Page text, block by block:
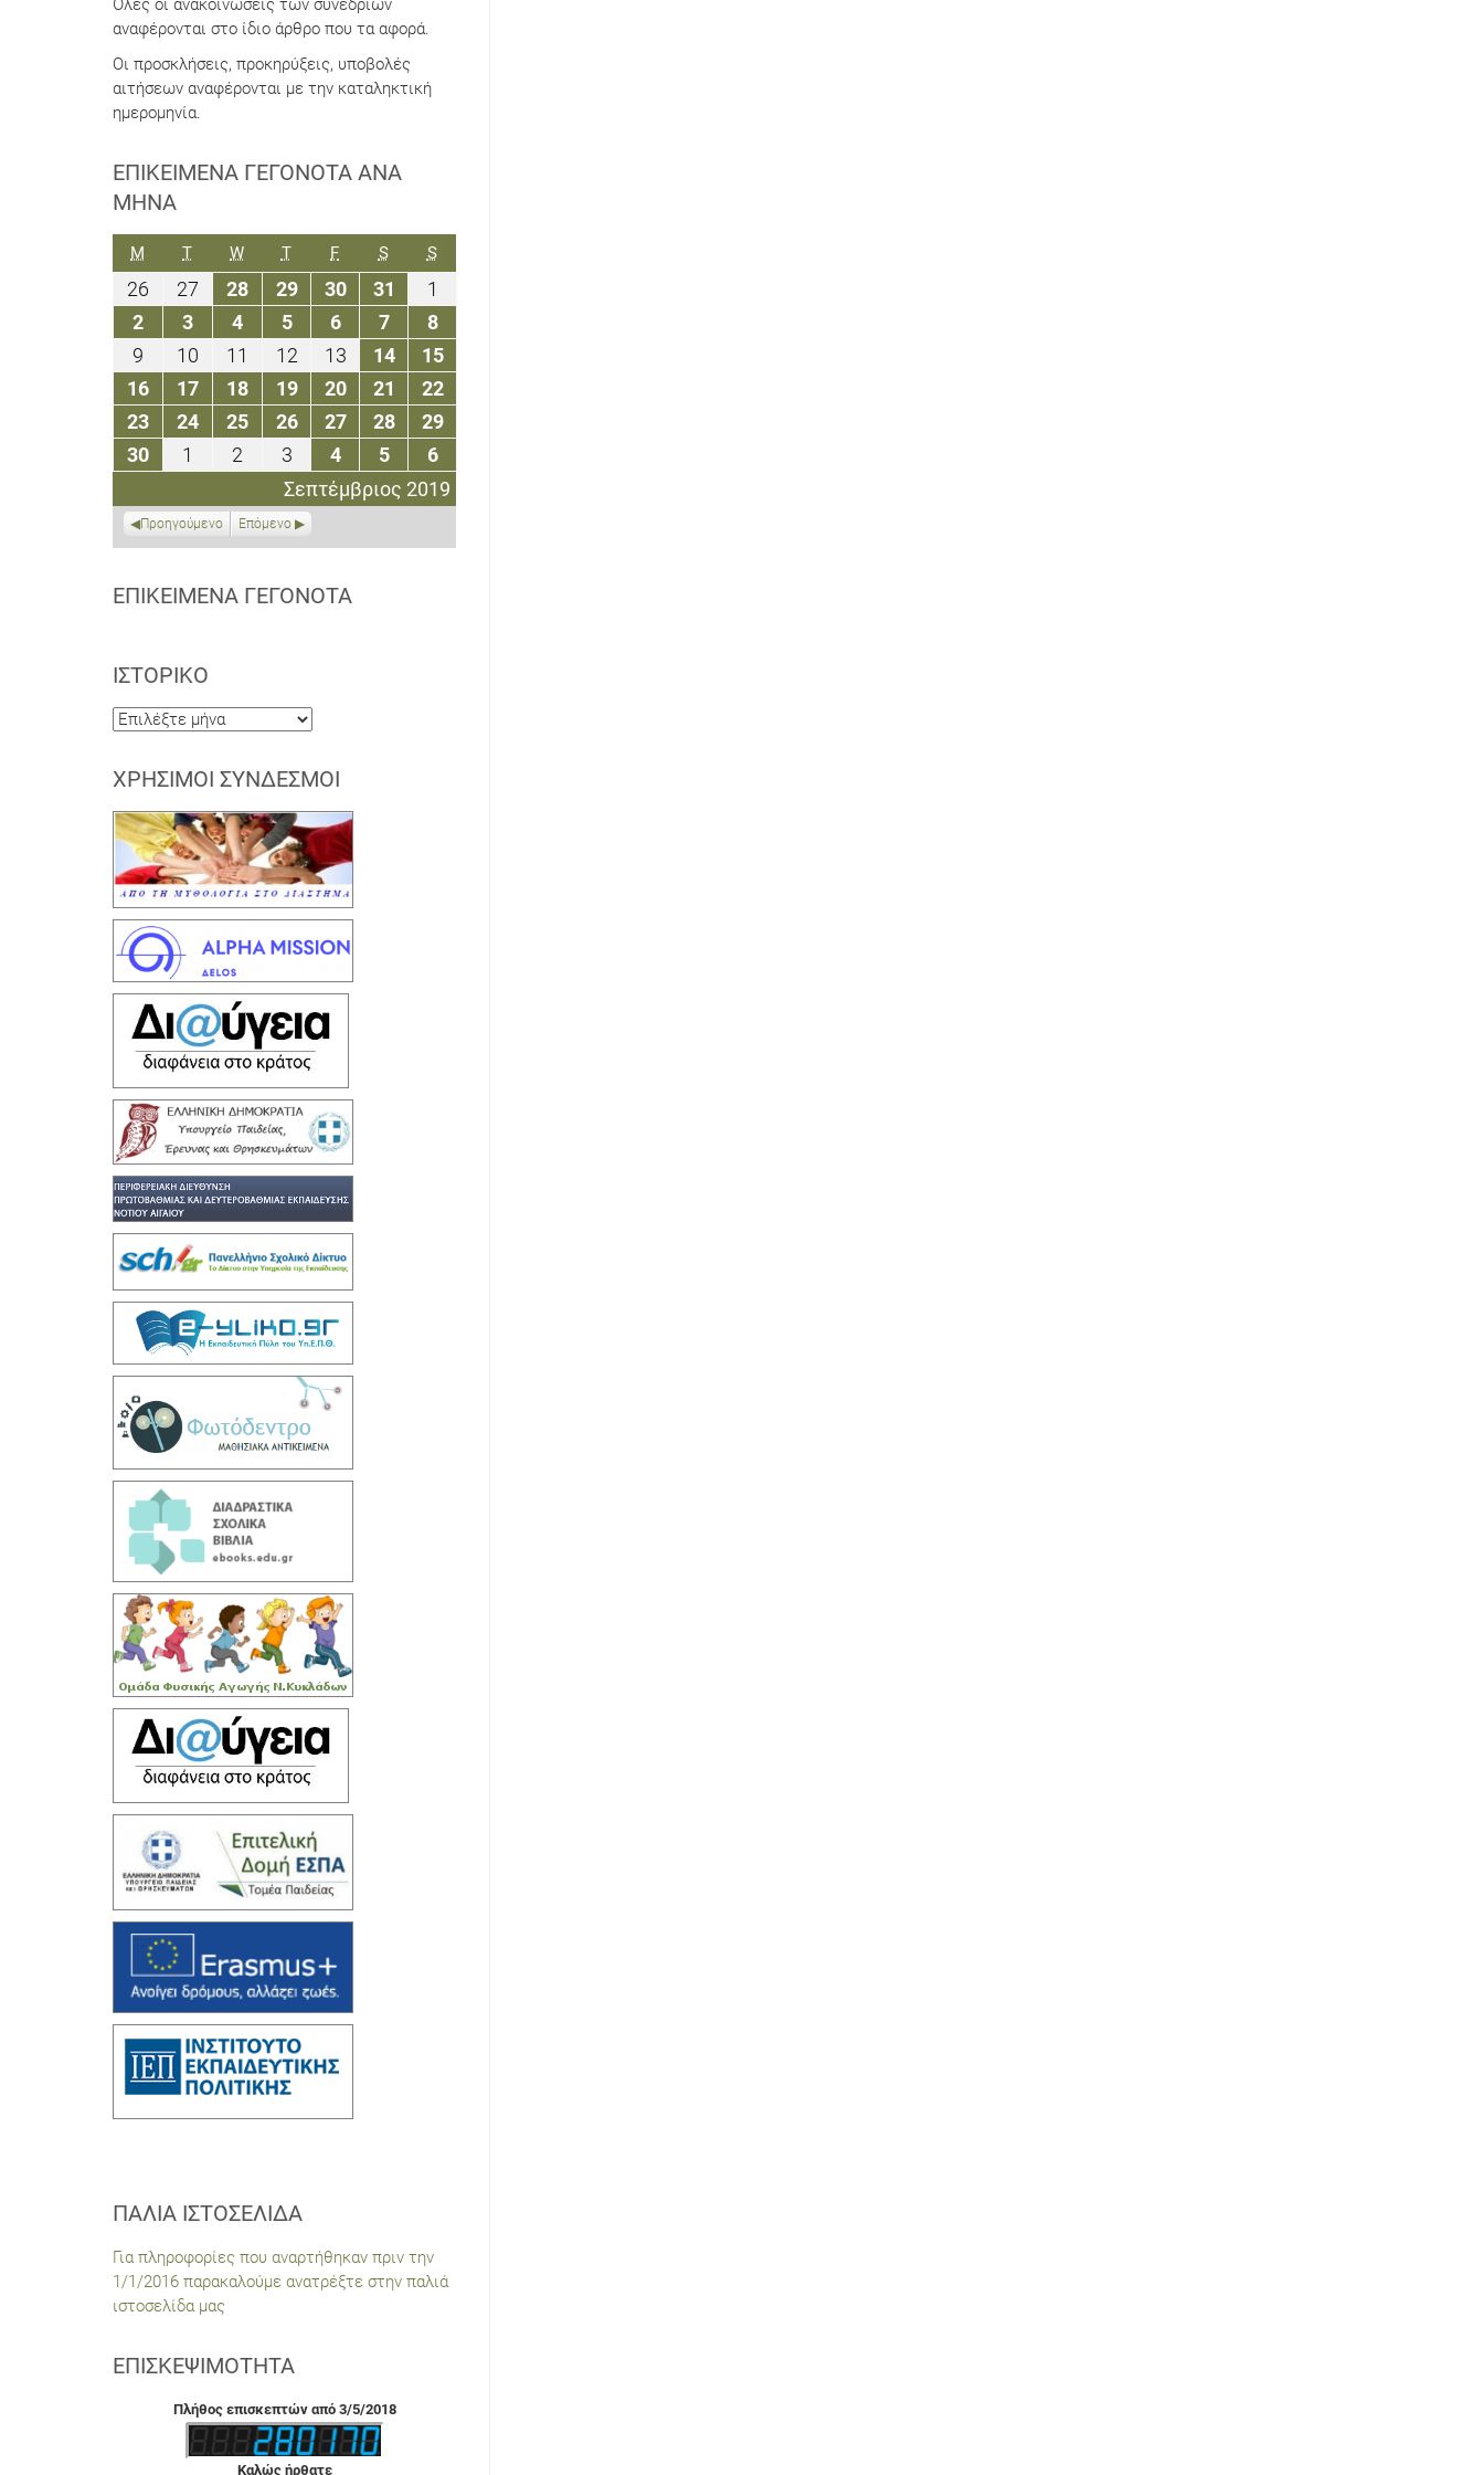
Όλες οι ανακοινώσεις των συνεδρίων
αναφέρονται στο ίδιο άρθρο που τα αφορά.
Οι προσκλήσεις, προκηρύξεις, υποβολές
αιτήσεων αναφέρονται με την καταληκτική
ημερομηνία.
ΕΠΙΚΕΊΜΕΝΑ ΓΕΓΟΝΌΤΑ ΑΝΆ
ΜΉΝΑ
Σεπτέμβριος 2019
M ΔΕΥΤΈΡΑ
TΤΡΊΤΗWΤΕΤΆΡΤΗ
TΠΈΜΠΤΗ
FΠΑΡΑΣΚΕΥΉ
SΣΆΒΒΑΤΟ
SΚΥΡΙΑΚΉ
26
Αυγούστου
2019
27
Αυγούστου
2019
2828
Αυγούστου
2019
2929
Αυγούστου
2019
3030
Αυγούστου
2019
31
Αυγούστου
2019
1
Σεπτεμβρίου
2019
22
Σεπτεμβρίου
2019
33
Σεπτεμβρίου
2019
44
Σεπτεμβρίου
2019
55
Σεπτεμβρίου
2019
66
Σεπτεμβρίου
2019
77
Σεπτεμβρίου
2019
88
Σεπτεμβρίου
2019
9
Σεπτεμβρίου
2019
10
Σεπτεμβρίου
2019
11
Σεπτεμβρίου
2019
1212
Σεπτεμβρίου
2019
1313
Σεπτεμβρίου
2019
1414
Σεπτεμβρίου
2019
1515
Σεπτεμβρίου
2019
1616
Σεπτεμβρίου
2019
1717
Σεπτεμβρίου
2019
1818
Σεπτεμβρίου
2019
1919
Σεπτεμβρίου
2019
2020
Σεπτεμβρίου
2019
21
Σεπτεμβρίου
2019
2222
Σεπτεμβρίου
2019
2323
Σεπτεμβρίου
2019
2424
Σεπτεμβρίου
2019
2525
Σεπτεμβρίου
2019
2626
Σεπτεμβρίου
2019
2727
Σεπτεμβρίου
2019
2828
Σεπτεμβρίου
2019
2929
Σεπτεμβρίου
2019
3030
Σεπτεμβρίου
1
Οκτωβρίου
2
Οκτωβρίου
2019
33
Οκτωβρίου
2019
44
Οκτωβρίου
2019
55
Οκτωβρίου
2019
66
Οκτωβρίου
2019
Προηγούμενο Επόμενο
ΕΠΙΚΕΊΜΕΝΑ ΓΕΓΟΝΌΤΑ
ΙΣΤΟΡΙΚΌ
Ιστορικό
ΧΡΉΣΙΜΟΙ ΣΎΝΔΕΣΜΟΙ
ΠΑΛΙΆ ΙΣΤΟΣΕΛΊΔΑ
Για πληροφορίες που αναρτήθηκαν πριν την
1/1/2016 παρακαλούμε ανατρέξτε στην παλιά
ιστοσελίδα μας
ΕΠΙΣΚΕΨΙΜΌΤΗΤΑ
Πλήθος επισκεπτών από 3/5/2018
Καλώς ήρθατε